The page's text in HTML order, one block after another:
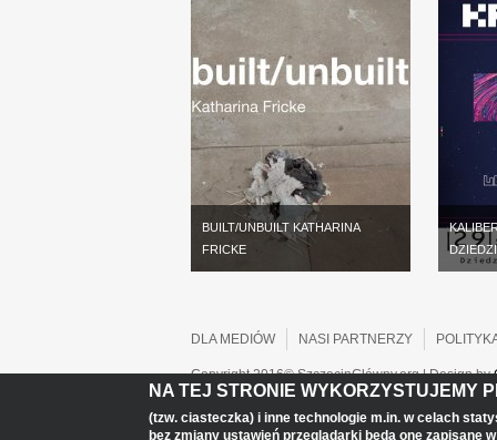
BUILT/UNBUILT KATHARINA
FRICKE
DLA MEDIÓW NASI PARTNERZY
Copyright 2016© SzczecinGłówny.org | Design by
NA TEJ STRONIE WYKORZYSTUJEMY
(tzw. ciasteczka) i inne technologie m.in. w celach
bez zmiany ustawień przeglądarki będą one zapisane